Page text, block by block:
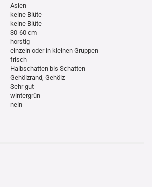
Asien
keine Blüte
keine Blüte
30-60 cm
horstig
einzeln oder in kleinen Gruppen
frisch
Halbschatten bis Schatten
Gehölzrand, Gehölz
Sehr gut
wintergrün
nein